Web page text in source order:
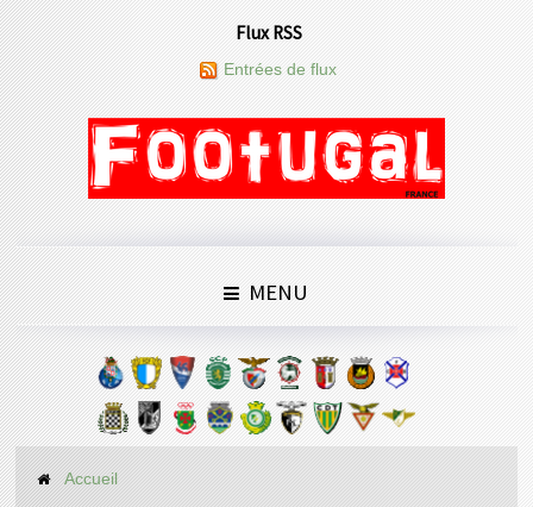
Flux RSS
Entrées de flux
MENU
Accueil